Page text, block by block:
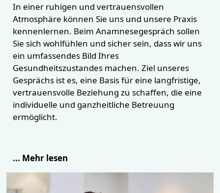
In einer ruhigen und vertrauensvollen
Atmosphäre können Sie uns und unsere Praxis
kennenlernen. Beim Anamnesegespräch sollen
Sie sich wohlfühlen und sicher sein, dass wir uns
ein umfassendes Bild Ihres
Gesundheitszustandes machen. Ziel unseres
Gesprächs ist es, eine Basis für eine langfristige,
vertrauensvolle Beziehung zu schaffen, die eine
individuelle und ganzheitliche Betreuung
ermöglicht.
... Mehr lesen